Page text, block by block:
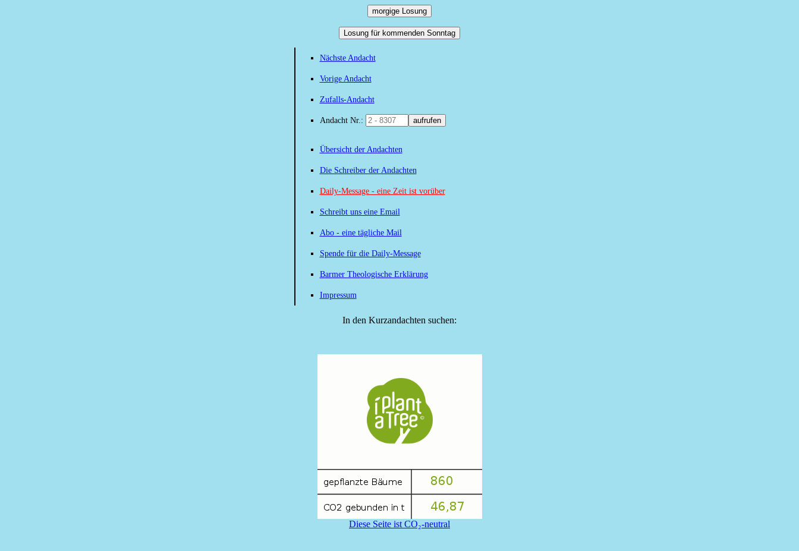
morgige Losung
Losung für kommenden Sonntag
Nächste Andacht
Vorige Andacht
Zufalls-Andacht
Andacht Nr.: aufrufen
Übersicht der Andachten
Die Schreiber der Andachten
Daily-Message - eine Zeit ist vorüber
Schreibt uns eine Email
Abo - eine tägliche Mail
Spende für die Daily-Message
Barmer Theologische Erklärung
Impressum
In den Kurzandachten suchen:
Diese Seite ist CO₂-neutral